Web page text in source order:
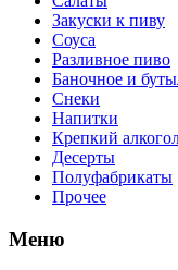
Закуски к пиву
Соуса
Разливное пиво
Баночное и
Снеки
Напитки
Крепкий
Десерты
Полуфабрикаты
Прочее
Меню